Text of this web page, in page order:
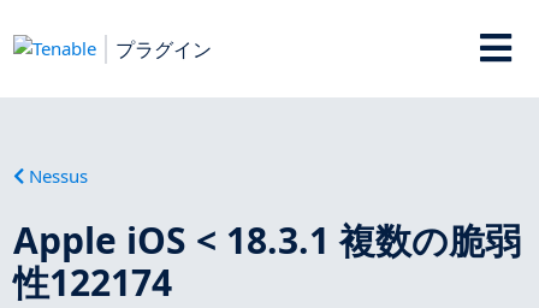
プラグイン
Nessus
Apple iOS < 18.3.1 複数の脆弱
性122174